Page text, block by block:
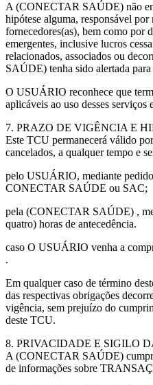
A (CONECTAR SAÚDE) não
hipótese alguma, responsável
fornecedores(as), bem como por
emergentes, inclusive lucros
relacionados, associados ou
SAÚDE) tenha sido alertada para
O USUÁRIO reconhece que
aplicáveis ao uso desses serviços
7. PRAZO DE VIGÊNCIA E
Este TCU permanecerá válido
cancelados, a qualquer tempo e
pelo USUÁRIO, mediante
CONECTAR SAÚDE ou SAC;
pela (CONECTAR SAÚDE) ,
quatro) horas de antecedência.
caso O USUÁRIO venha a
.
Em qualquer caso de término
das respectivas obrigações
vigência, sem prejuízo do
deste TCU.
8. PRIVACIDADE E SIGILO
A (CONECTAR SAÚDE)
de informações sobre